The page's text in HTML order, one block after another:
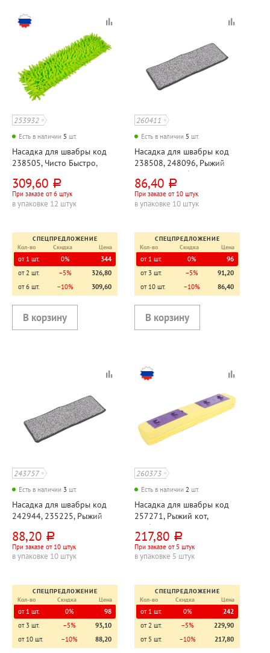
253932
Есть в наличии 5 шт.
Насадка для швабры код
238505, Чисто Быстро,
микрофибра, 41см*13см,
салатовая
309,60 руб.
При заказе от 6 штук
в упаковке 12 штук
СПЕЦПРЕДЛОЖЕНИЕ
Кол-во
Скидка Цена
от 1 шт. 0%
344
от 2 шт.
−5%
326,80
от 6 шт.
−10% 309,60
260411
Есть в наличии 5 шт.
Насадка для швабры код
238508, 248096, Рыжий
кот, микрофибра,
35см*11,5см, серая
86,40 руб.
При заказе от 10 штук
в упаковке 10 штук
СПЕЦПРЕДЛОЖЕНИЕ
Кол-во
Скидка Цена
от 1 шт. 0%
96
от 3 шт.
−5%
91,20
от 10 шт.
−10% 86,40
243757
Есть в наличии 3 шт.
Насадка для швабры код
242944, 235225, Рыжий
Hands)", микрофибра с
липучкой, 31,5см*11,5см,
серая
88,20 руб.
При заказе от 10 штук
в упаковке 10 штук
СПЕЦПРЕДЛОЖЕНИЕ
Кол-во
Скидка Цена
от 1 шт. 0%
98
от 3 шт.
−5%
93,10
от 10 шт.
−10% 88,20
260373
Есть в наличии 2 шт.
Насадка для швабры код
257271, Рыжий кот,
"Бабочка", вспененный ПВА,
27см*6см*5см
217,80 руб.
При заказе от 5 штук
в упаковке 5 штук
СПЕЦПРЕДЛОЖЕНИЕ
Кол-во
Скидка Цена
от 1 шт. 0%
242
от 2 шт.
−5%
229,90
от 5 шт.
−10% 217,80